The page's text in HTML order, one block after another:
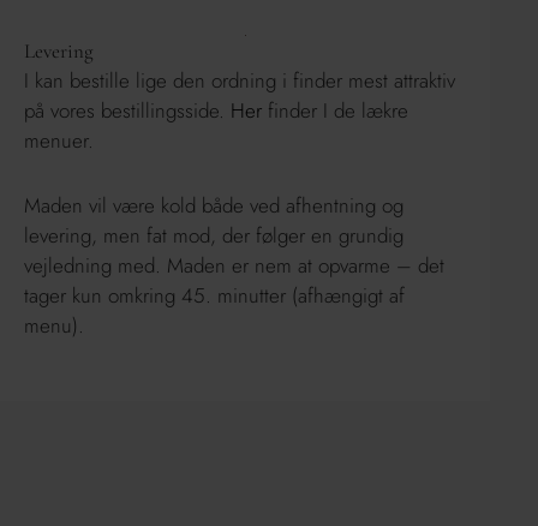
Levering
I kan bestille lige den ordning i finder mest attraktiv
på vores bestillingsside. Her finder I de lækre
menuer.
Maden vil være kold både ved afhentning og
levering, men fat mod, der følger en grundig
vejledning med. Maden er nem at opvarme – det
tager kun omkring 45. minutter (afhængigt af
menu).